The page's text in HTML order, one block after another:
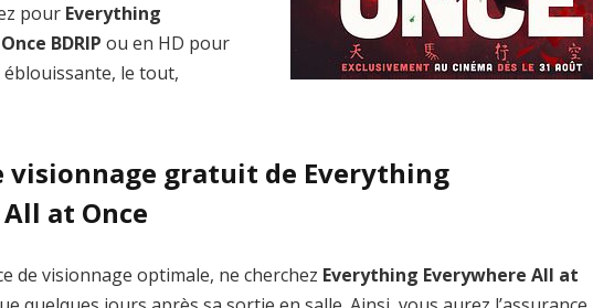
pour Everything
BDRIP ou en HD pour
le tout,
visionnage gratuit de Everything
at Once
de visionnage optimale, ne cherchez Everything Everywhere All at
the 21st Century
1000